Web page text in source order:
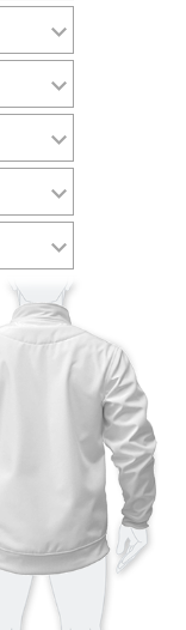
Schriftart
Stil